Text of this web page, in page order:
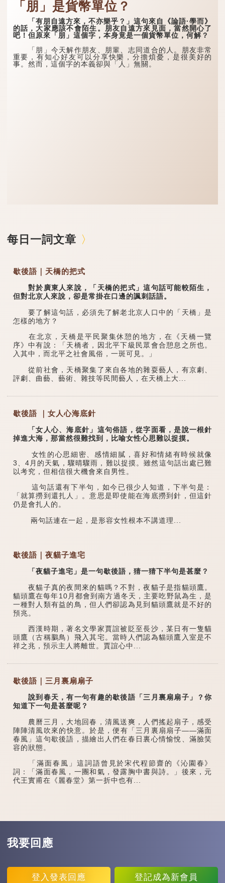
「朋」是貨幣單位？
「有朋自遠方來，不亦樂乎？」這句來自《論語·學而》
的話，大家應該不會陌生。朋友自遠方來見面，當然開心了
吧！但原來「朋」這個字，本身竟是一個貨幣單位，何解？
「朋」今天解作朋友、朋輩、志同道合的人。朋友非常
重要，有知心好友可以分享快樂，分擔煩憂，是很美好的
事。然而，這個字的本義卻與「人」無關。
每日一詞文章
歇後語｜天橋的把式
對於廣東人來說，「天橋的把式」這句話可能較陌生，
但對北京人來說，卻是常掛在口邊的諷刺話語。
要了解這句話，必須先了解老北京人口中的「天橋」是
怎樣的地方？
在北京，天橋是平民聚集休憩的地方，在《天橋一覽
序》中有說：「天橋者，因北平下級民眾會合憩息之所也。
入其中，而北平之社會風俗，一斑可見。」
從前社會，天橋聚集了來自各地的雜耍藝人，有京劇、
評劇、曲藝、藝術、雜技等民間藝人，在天橋上大...
歇後語 ｜女人心海底針
「女人心、海底針」這句俗語，從字面看，是說一根針
掉進大海，那當然很難找到，比喻女性心思難以捉摸。
女性的心思細密、感情細膩，喜好和情緒有時候就像
3、4月的天氣，驟晴驟雨，難以捉摸。雖然這句話出處已難
以考究，但相信很大機會來自男性。
這句話還有下半句，如今已很少人知道，下半句是：
「就算撈到還扎人」。意思是即使能在海底撈到針，但這針
仍是會扎人的。
兩句話連在一起，是形容女性根本不講道理...
歇後語｜夜貓子進宅
「夜貓子進宅」是一句歇後語，猜一猜下半句是甚麼？
夜貓子真的夜間來的貓嗎？不對，夜貓子是指貓頭鷹。
貓頭鷹在每年10月都會到南方過冬天，主要吃野鼠為生，是
一種對人類有益的鳥，但人們卻認為見到貓頭鷹就是不好的
預兆。
西漢時期，著名文學家賈誼被貶至長沙，某日有一隻貓
頭鷹（古稱鵩鳥）飛入其宅。當時人們認為貓頭鷹入室是不
祥之兆，預示主人將離世。賈誼心中...
歇後語｜三月裏扇扇子
說到春天，有一句有趣的歇後語「三月裏扇扇子」？你
知道下一句是甚麼呢？
農曆三月，大地回春，清風送爽，人們搖起扇子，感受
陣陣清風吹來的快意。於是，便有「三月裏扇扇子——滿面
春風」這句歇後語，描繪出人們在春日裏心情愉悅、滿臉笑
容的狀態。
「滿面春風」這詞語曾見於宋代程節齋的《沁園春》
詞：「滿面春風，一團和氣，發露胸中書與詩。」後來，元
代王實甫在《麗春堂》第一折中也有...
我要回應
登入 發表回應 登記成為新會員